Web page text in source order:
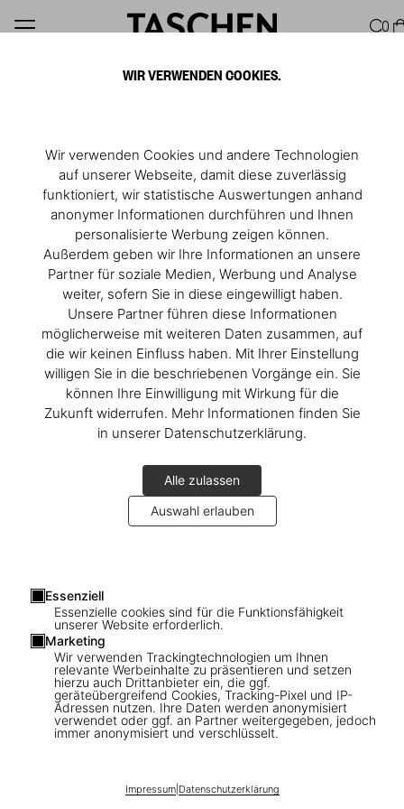
WIR VERWENDEN COOKIES.
Wir verwenden Cookies und andere Technologien
auf unserer Webseite, damit diese zuverlässig
funktioniert, wir statistische Auswertungen anhand
anonymer Informationen durchführen und Ihnen
personalisierte Werbung zeigen können.
Außerdem geben wir Ihre Informationen an unsere
Partner für soziale Medien, Werbung und Analyse
weiter, sofern Sie in diese eingewilligt haben.
Unsere Partner führen diese Informationen
möglicherweise mit weiteren Daten zusammen, auf
die wir keinen Einfluss haben. Mit Ihrer Einstellung
willigen Sie in die beschriebenen Vorgänge ein. Sie
können Ihre Einwilligung mit Wirkung für die
Zukunft widerrufen. Mehr Informationen finden Sie
in unserer Datenschutzerklärung.
Alle zulassen
Auswahl erlauben
Essenziell
Essenzielle cookies sind für die Funktionsfähigkeit
unserer Website erforderlich.
Marketing
Wir verwenden Trackingtechnologien um Ihnen
relevante Werbeinhalte zu präsentieren und setzen
hierzu auch Drittanbieter ein, die ggf.
geräteübergreifend Cookies, Tracking-Pixel und IP-
Adressen nutzen. Ihre Daten werden anonymisiert
verwendet oder ggf. an Partner weitergegeben, jedoch
immer anonymisiert und verschlüsselt.
Impressum| Datenschutzerklärung
0
The Mighty Egg
Excerpt fromEggs Are Everywhere
By Jennifer HIggie
An egg is a deceptively simple object. It is a symbol and a
inspiration, a millennia-old, cross-cultural expression of
rebirth, fertility and potential. It’s also a star of literature,
music, design and film.
Connect
Company
Verbraucherinformationen